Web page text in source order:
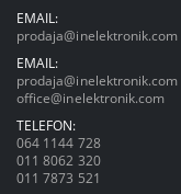
EMAIL:
prodaja@inelektronik.com
EMAIL:
prodaja@inelektronik.com
office@inelektronik.com
TELEFON:
064 1144 728
011 8062 320
011 7873 521